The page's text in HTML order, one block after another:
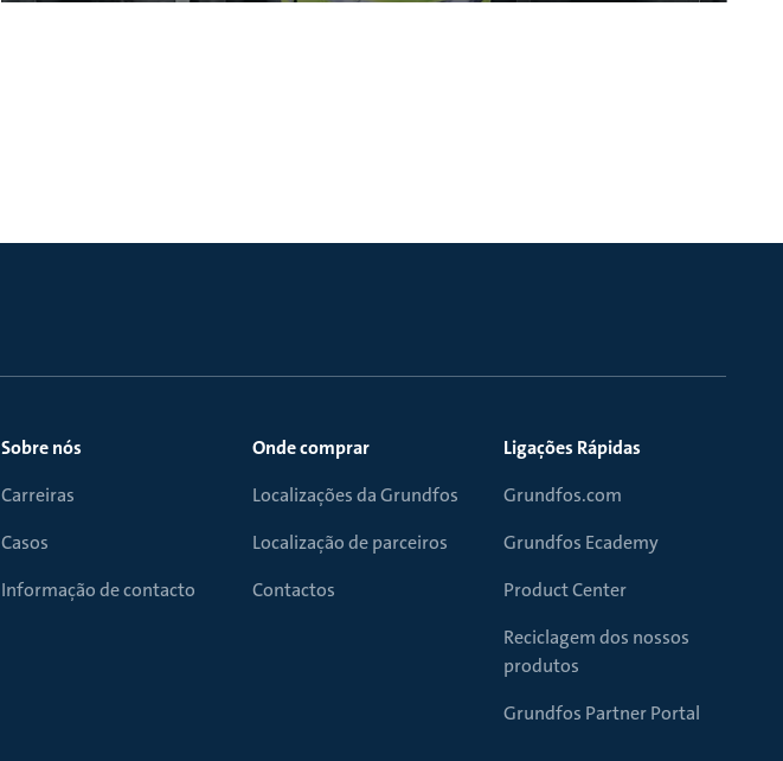
Sobre nós
Carreiras
Casos
Informação de contacto
Onde comprar
Localizações da Grundfos
Localização de parceiros
Contactos
Ligações Rápidas
Grundfos.com
Grundfos Ecademy
Product Center
Reciclagem dos nossos
produtos
Grundfos Partner Portal